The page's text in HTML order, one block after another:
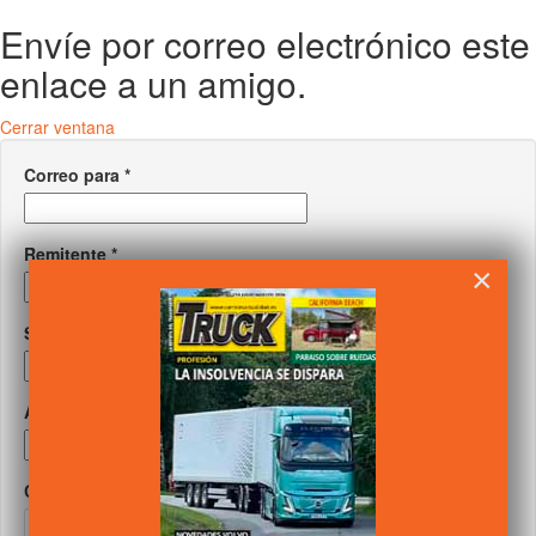
Envíe por correo electrónico este
enlace a un amigo.
Cerrar ventana
Correo para *
Remitente*
Su correo
Asunto
Captcha
×